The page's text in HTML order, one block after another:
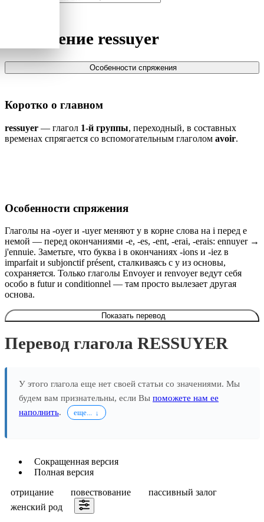
Спряжение ressuyer
Особенности спряжения
Коротко о главном
ressuyer — глагол 1-й группы, переходный, в составных
временах спрягается со вспомогательным глаголом avoir.
Особенности спряжения
Глаголы на -oyer и -uyer меняют y в корне слова на i перед e
немой — перед окончаниями -e, -es, -ent, -erai, -erais: ennuyer →
j'ennuie. Заметьте, что буква i в окончаниях -ions и -iez в
imparfait и subjonctif présent, сталкиваясь с y из основы,
сохраняется. Только глаголы Envoyer и renvoyer ведут себя
особо в futur и conditionnel — там просто вылезает другая
основа.
Показать перевод
Перевод глагола RESSUYER
У этого глагола еще нет своей статьи со значениями. Мы
будем вам признательны, если Вы поможете нам ее
наполнить. еще...
Сокращенная версия
Полная версия
отрицание
повествование
пассивный залог
женский род